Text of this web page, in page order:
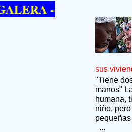
SÍ QUIERE
sus
"Tiene
manos"
humana,
niño,
...